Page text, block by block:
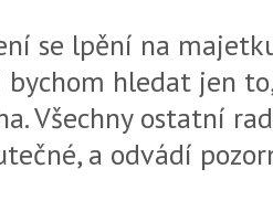
se lpění na
hledat jen
Všechny ostatní
a odvádí